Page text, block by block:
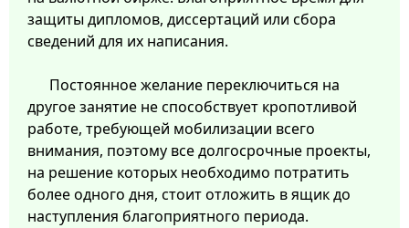
защиты дипломов, диссертаций или сбора
сведений для их написания.
Постоянное желание переключиться на
другое занятие не способствует кропотливой
работе, требующей мобилизации всего
внимания, поэтому все долгосрочные проекты,
на решение которых необходимо потратить
более одного дня, стоит отложить в ящик до
наступления благоприятного периода.